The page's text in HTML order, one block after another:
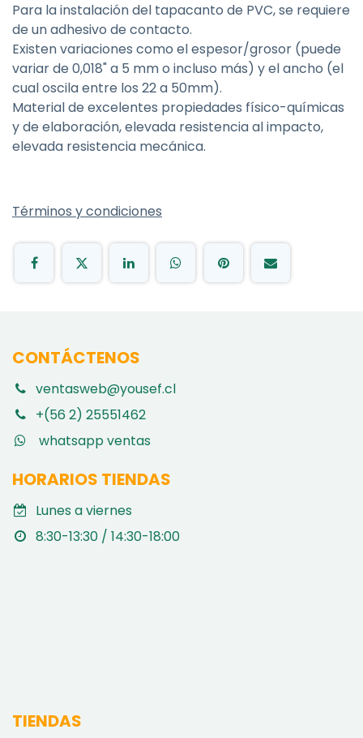
Para la instalación del tapacanto de PVC, se requiere
de un adhesivo de contacto.
Existen variaciones como el espesor/grosor (puede
variar de 0,018" a 5 mm o incluso más) y el ancho (el
cual oscila entre los 22 a 50mm).
Material de excelentes propiedades físico-químicas
y de elaboración, elevada resistencia al impacto,
elevada resistencia mecánica.
Términos y condiciones
CONTÁCTENOS
ventasweb@yousef.cl
+(56 2) 25551462
whatsapp ventas
HORARIOS TIENDAS
Lunes a viernes
8:30-13:30 / 14:30-18:00
TIENDAS